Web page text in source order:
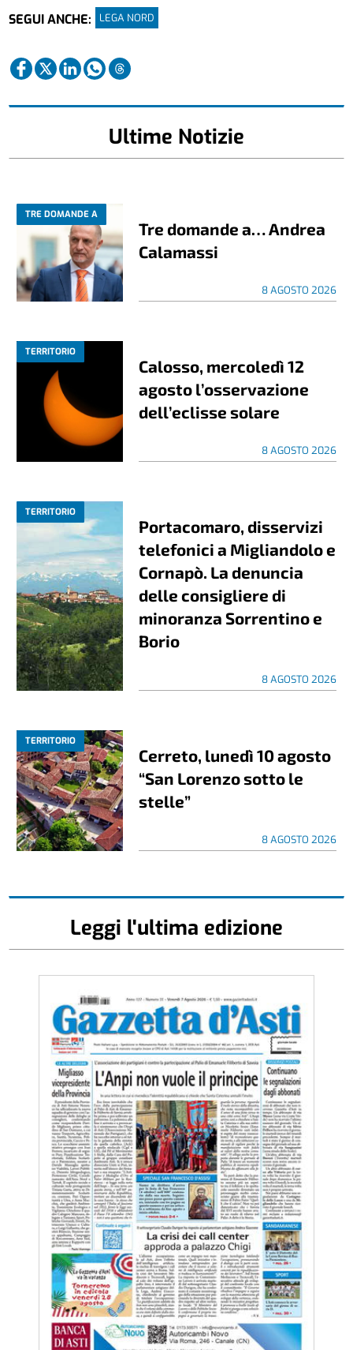
SEGUI ANCHE:
LEGA NORD
Ultime Notizie
TRE DOMANDE A
Tre domande a… Andrea
Calamassi
8 AGOSTO 2026
TERRITORIO
Calosso, mercoledì 12
agosto l’osservazione
dell’eclisse solare
8 AGOSTO 2026
TERRITORIO
Portacomaro, disservizi
telefonici a Migliandolo e
Cornapò. La denuncia
delle consigliere di
minoranza Sorrentino e
Borio
8 AGOSTO 2026
TERRITORIO
Cerreto, lunedì 10 agosto
“San Lorenzo sotto le
stelle”
8 AGOSTO 2026
Leggi l'ultima edizione